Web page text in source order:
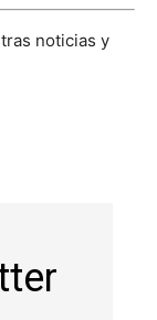
noticias y